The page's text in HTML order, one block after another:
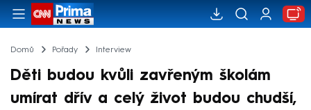
Domů Pořady Interview
Děti budou kvůli zavřeným školám
umírat dřív a celý život budou chudší,